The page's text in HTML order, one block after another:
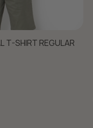
SHIRT REGULAR